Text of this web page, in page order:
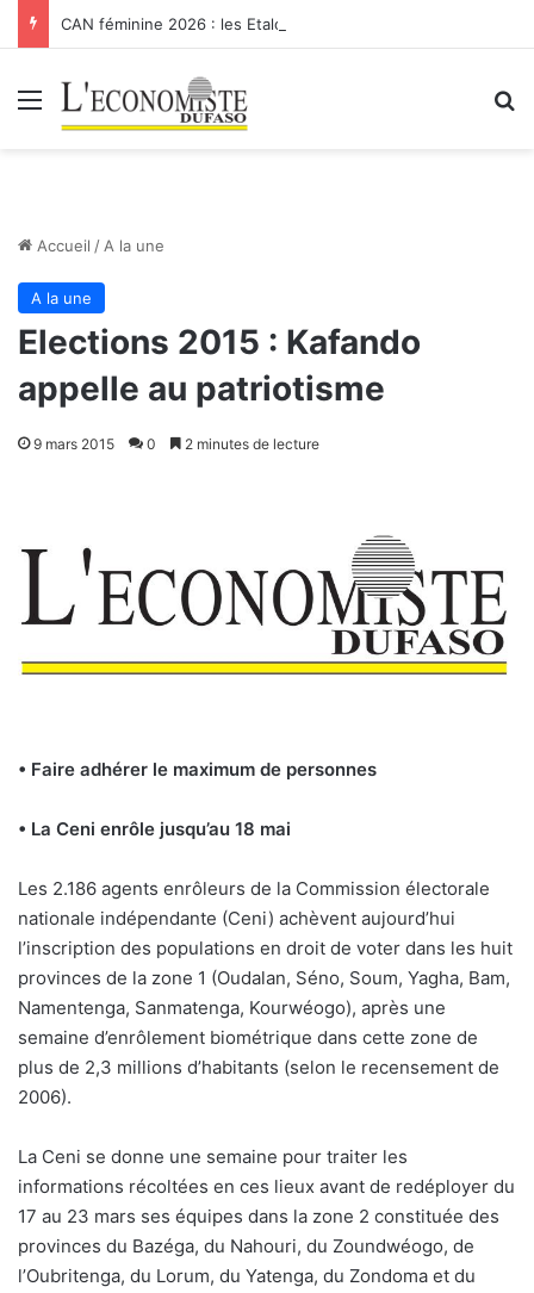
Menu
Accueil / A la une
A la une
Elections 2015 : Kafando
appelle au patriotisme
9 mars 2015 0 2 minutes de lecture
• Faire adhérer le maximum de personnes
• La Ceni enrôle jusqu’au 18 mai
Les 2.186 agents enrôleurs de la Commission électorale
nationale indépendante (Ceni) achèvent aujourd’hui
l’inscription des populations en droit de voter dans les huit
provinces de la zone 1 (Oudalan, Séno, Soum, Yagha, Bam,
Namentenga, Sanmatenga, Kourwéogo), après une
semaine d’enrôlement biométrique dans cette zone de
plus de 2,3 millions d’habitants (selon le recensement de
2006).
La Ceni se donne une semaine pour traiter les
informations récoltées en ces lieux avant de redéployer du
17 au 23 mars ses équipes dans la zone 2 constituée des
provinces du Bazéga, du Nahouri, du Zoundwéogo, de
l’Oubritenga, du Lorum, du Yatenga, du Zondoma et du